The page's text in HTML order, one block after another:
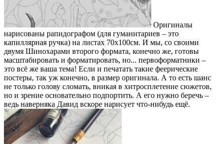
Оригиналы
нарисованы рапидографом (для гуманитариев – это
капиллярная ручка) на листах 70х100см. И мы, со своими
двумя Шинохарами второго формата, конечно же, готовы
масштабировать и форматировать, но... первоформатники –
это всё же ваша тема! Если и печатать такие феерические
постеры, так уж конечно, в размер оригинала. А то есть шанс
не только голову сломать, вникая в хитросплетение сюжетов,
но и зрение основательно подпортить. А его нужно беречь –
ведь наверняка Давид вскоре нарисует что-нибудь ещё.